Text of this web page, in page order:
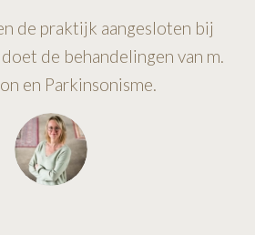
de praktijk aangesloten bij
de behandelingen van m.
en Parkinsonisme.